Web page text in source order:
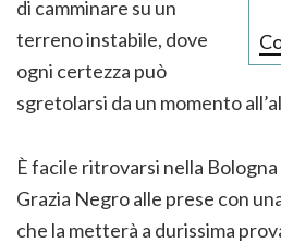
di camminare su un
terreno instabile, dove
ogni certezza può
sgretolarsi da un momento
È facile ritrovarsi nella
Grazia Negro alle prese con
che la metterà a durissima